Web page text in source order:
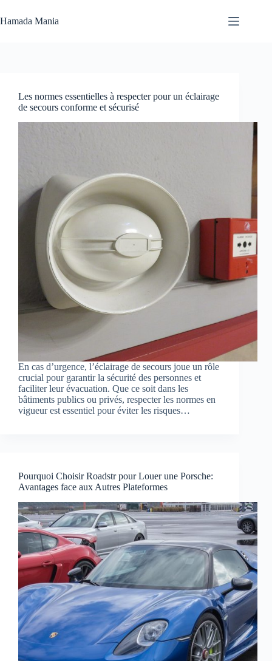
au
contenu
Hamada Mania
Les normes essentielles à respecter pour un éclairage
de secours conforme et sécurisé
En cas d’urgence, l’éclairage de secours joue un rôle
crucial pour garantir la sécurité des personnes et
faciliter leur évacuation. Que ce soit dans les
bâtiments publics ou privés, respecter les normes en
vigueur est essentiel pour éviter les risques…
Pourquoi Choisir Roadstr pour Louer une Porsche:
Avantages face aux Autres Plateformes